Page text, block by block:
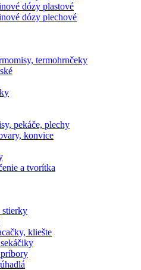
dózy plastové
dózy plechové
termohrnčeky
pekáče, plechy
konvice
a tvorítka
kliešte